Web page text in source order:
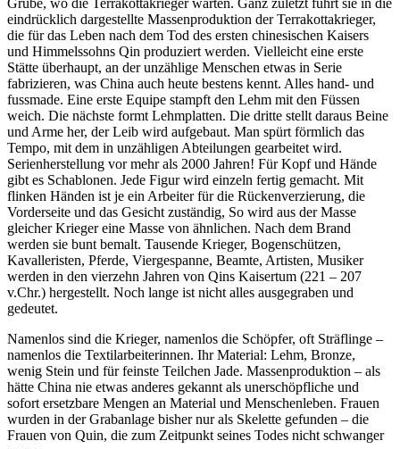
Grube, wo die Terrakottakrieger warten. Ganz zuletzt führt sie in die
eindrücklich dargestellte Massenproduktion der Terrakottakrieger,
die für das Leben nach dem Tod des ersten chinesischen Kaisers
und Himmelssohns Qin produziert werden. Vielleicht eine erste
Stätte überhaupt, an der unzählige Menschen etwas in Serie
fabrizieren, was China auch heute bestens kennt. Alles hand- und
fussmade. Eine erste Equipe stampft den Lehm mit den Füssen
weich. Die nächste formt Lehmplatten. Die dritte stellt daraus Beine
und Arme her, der Leib wird aufgebaut. Man spürt förmlich das
Tempo, mit dem in unzähligen Abteilungen gearbeitet wird.
Serienherstellung vor mehr als 2000 Jahren! Für Kopf und Hände
gibt es Schablonen. Jede Figur wird einzeln fertig gemacht. Mit
flinken Händen ist je ein Arbeiter für die Rückenverzierung, die
Vorderseite und das Gesicht zuständig, So wird aus der Masse
gleicher Krieger eine Masse von ähnlichen. Nach dem Brand
werden sie bunt bemalt. Tausende Krieger, Bogenschützen,
Kavalleristen, Pferde, Viergespanne, Beamte, Artisten, Musiker
werden in den vierzehn Jahren von Qins Kaisertum (221 – 207
v.Chr.) hergestellt. Noch lange ist nicht alles ausgegraben und
gedeutet.
Namenlos sind die Krieger, namenlos die Schöpfer, oft Sträflinge –
namenlos die Textilarbeiterinnen. Ihr Material: Lehm, Bronze,
wenig Stein und für feinste Teilchen Jade. Massenproduktion – als
hätte China nie etwas anderes gekannt als unerschöpfliche und
sofort ersetzbare Mengen an Material und Menschenleben. Frauen
wurden in der Grabanlage bisher nur als Skelette gefunden – die
Frauen von Quin, die zum Zeitpunkt seines Todes nicht schwanger